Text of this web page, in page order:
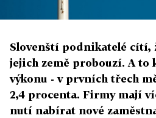
Slovenští podnikatelé cítí,
jejich země probouzí. A to
výkonu - v prvních třech
2,4 procenta. Firmy mají
nutí nabírat nové